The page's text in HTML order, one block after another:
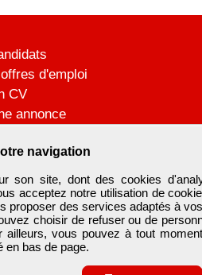
navigation
son site, dont des cookies
acceptez notre utilisation de
proposer des services adaptés à
choisir de refuser ou de
ailleurs, vous pouvez à tout
en bas de page.
d'emploi
CV
annonce